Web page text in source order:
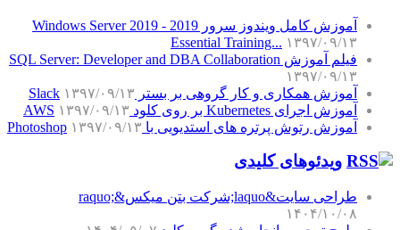
آموزش کامل ویندوز سرور 2019 - Windows Server 2019
Essential Training... ۱۳۹۷/۰۹/۱۳
فیلم آموزش SQL Server: Developer and DBA Collaboration
۱۳۹۷/۰۹/۱۳
آموزش همکاری و کار گروهی بر بستر Slack ۱۳۹۷/۰۹/۱۳
آموزش اجرای Kubernetes بر روی کلود AWS
۱۳۹۷/۰۹/۱۳
آموزش رتوش پرتره های استدیویی با Photoshop ۱۳۹۷/۰۹/۱۳
ویدئوهای کلیدی
طراحی سایت&laquo;شرکت بتن میکس&raquo;
۱۴۰۴/۱۰/۰۸